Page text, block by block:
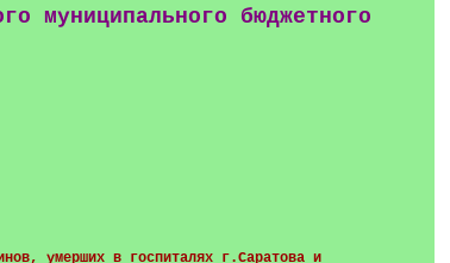
муниципального бюджетного
умерших в госпиталях г.Саратова и